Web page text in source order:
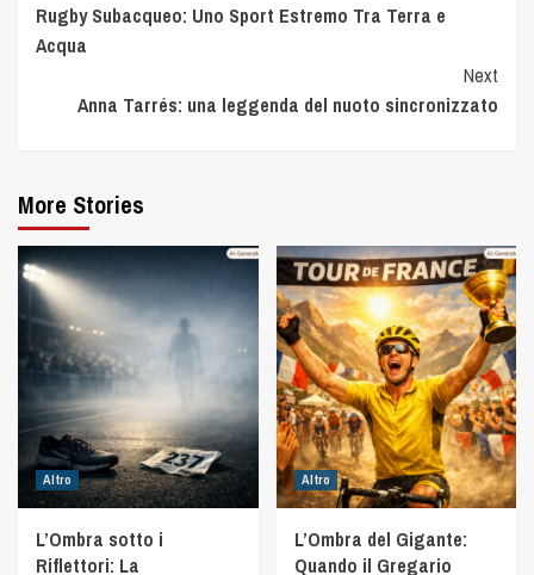
Rugby Subacqueo: Uno Sport Estremo Tra Terra e
Acqua
Next
Anna Tarrés: una leggenda del nuoto sincronizzato
More Stories
Altro
L’Ombra sotto i
Riflettori: La
Altro
L’Ombra del Gigante:
Quando il Gregario